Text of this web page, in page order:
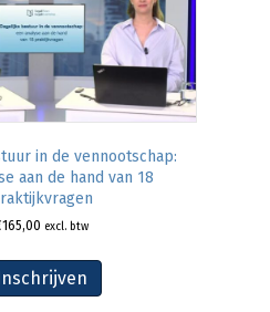
in de vennootschap:
aan de hand van 18
165,00 excl. btw